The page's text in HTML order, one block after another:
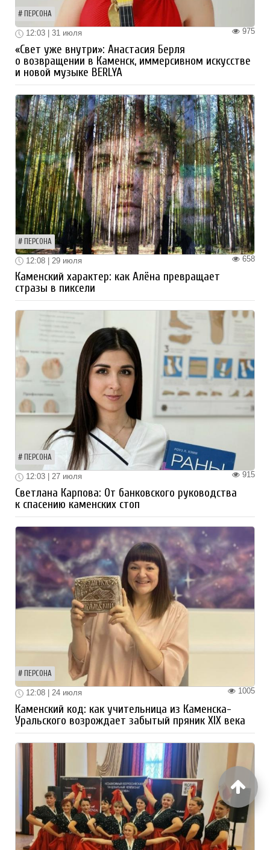
ПЕРСОНА
975
12:03 | 31 июля
«Свет уже внутри»: Анастасия Берля
о возвращении в Каменск, иммерсивном искусстве
и новой музыке BERLYA
ПЕРСОНА
658
12:08 | 29 июля
Каменский характер: как Алёна превращает
стразы в пиксели
ПЕРСОНА
915
12:03 | 27 июля
Светлана Карпова: От банковского руководства
к спасению каменских стоп
ПЕРСОНА
1005
12:08 | 24 июля
Каменский код: как учительница из Каменска-
Уральского возрождает забытый пряник XIX века